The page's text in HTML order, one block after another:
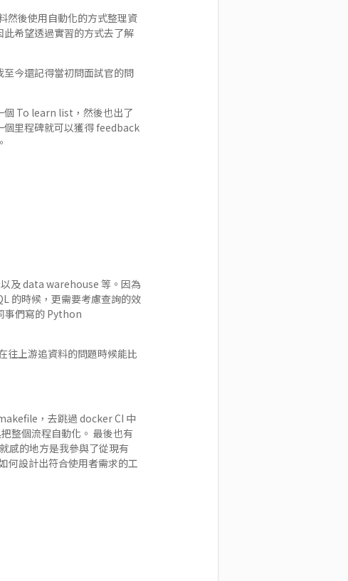
然後使用自動化的方式整理資
希望透過實習的方式去了解
今還記得當初問面試官的問
To learn list，然後也出了
個里程碑就可以獲得 feedback
及 data warehouse 等。因為
的時候，更需要考慮查詢的效
事們寫的 Python
往上游追資料的問題時候能比
，去跳過 docker CI 中
整個流程自動化。 最後也有
感的地方是我參與了從現有
何設計出符合使用者需求的工